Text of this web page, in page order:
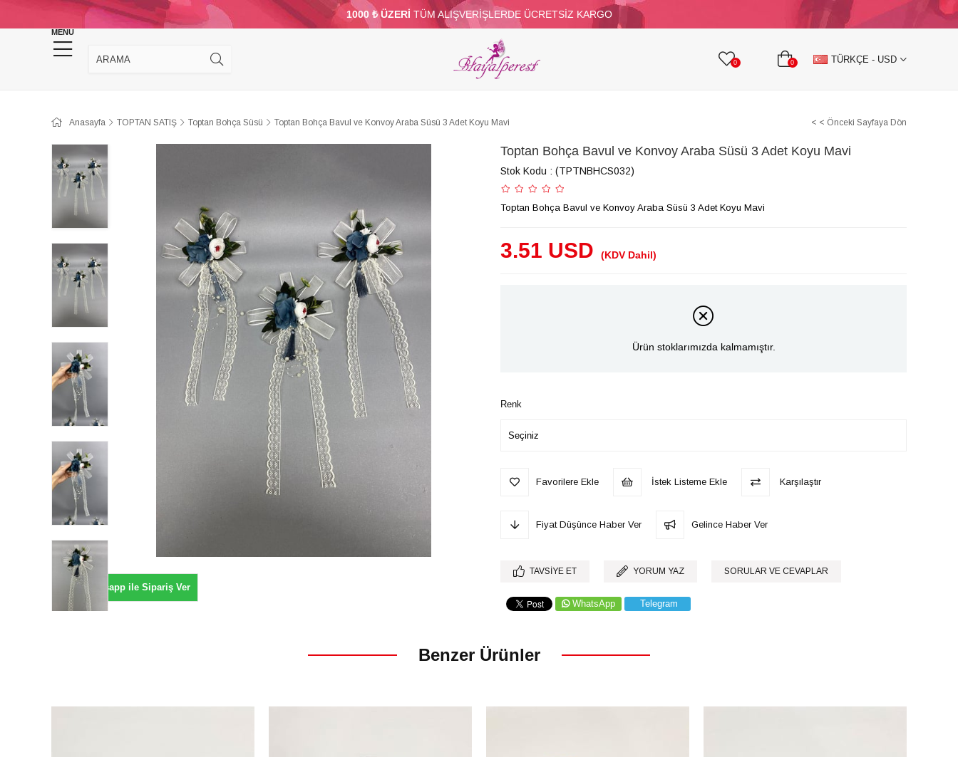
1000 ₺ ÜZERİ TÜM ALIŞVERİŞLERDE ÜCRETSİZ KARGO
MENU
0 0 TÜRKÇE - USD
KINA DÜĞÜN MALZEMELERİ TAKI MALZEMELERİ PARTİ VE SÜS MALZEMELERİ TÜY BONCUKLAR TAŞLI TEKSTİL AKSESUARLARI
TOPTAN DİĞER
Anasayfa TOPTAN SATIŞ Toptan Bohça Süsü Toptan Bohça Bavul ve Konvoy Araba Süsü 3 Adet Koyu Mavi < < Önceki Sayfaya Dön
Whatsapp ile Sipariş Ver
Toptan Bohça Bavul ve Konvoy Araba Süsü 3 Adet Koyu Mavi
Stok Kodu (TPTNBHCS032)
Toptan Bohça Bavul ve Konvoy Araba Süsü 3 Adet Koyu Mavi
3.51 USD (KDV Dahil)
Ürün stoklarımızda kalmamıştır.
Renk
Favorilere Ekle İstek Listeme Ekle Karşılaştır
Fiyat Düşünce Haber Ver Gelince Haber Ver
TAVSIYE ET YORUM YAZ SORULAR VE CEVAPLAR
WhatsApp Telegram
Benzer Ürünler